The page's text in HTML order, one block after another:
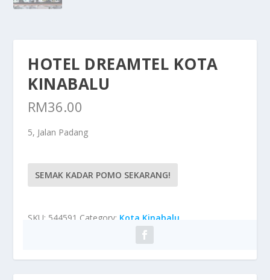
HOTEL DREAMTEL KOTA
KINABALU
RM36.00
5, Jalan Padang
SEMAK KADAR POMO SEKARANG!
SKU: 544591 Category: Kota Kinabalu